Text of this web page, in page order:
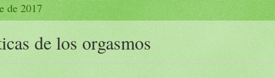
de 2017
de los orgasmos